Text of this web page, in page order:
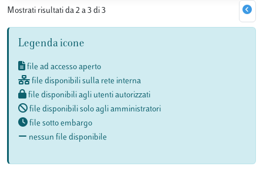
Mostrati risultati da 2 a 3 di 3
Legenda icone
file ad accesso aperto
file disponibili sulla rete interna
file disponibili agli utenti autorizzati
file disponibili solo agli amministratori
file sotto embargo
nessun file disponibile